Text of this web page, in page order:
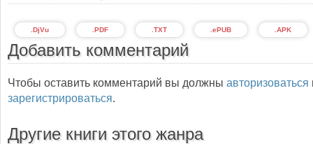
.APK
.ePUB
.TXT
.PDF
.DjVu
Добавить комментарий
Чтобы оставить комментарий вы должны авторизоваться
зарегистрироваться.
Другие книги этого жанра